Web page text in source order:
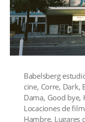
Babelsberg
cine, Corre, Dark,
Dama, Good bye,
Locaciones de
Hambre, Lugares